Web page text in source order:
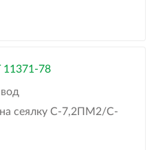
11371-78
на сеялку С-7,2ПМ2/C-